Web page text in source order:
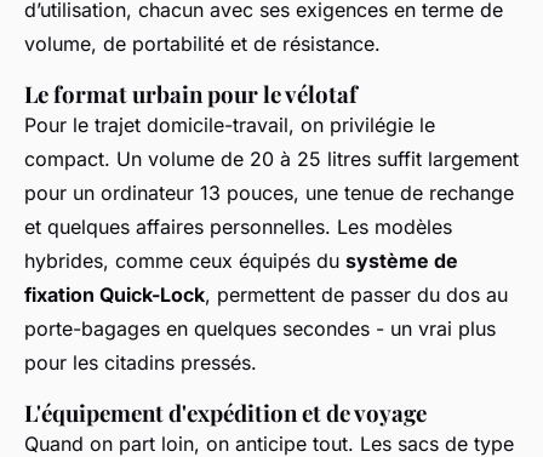
d’utilisation, chacun avec ses exigences en terme de
volume, de portabilité et de résistance.
Le format urbain pour le vélotaf
Pour le trajet domicile-travail, on privilégie le
compact. Un volume de 20 à 25 litres suffit largement
pour un ordinateur 13 pouces, une tenue de rechange
et quelques affaires personnelles. Les modèles
hybrides, comme ceux équipés du système de
fixation Quick-Lock, permettent de passer du dos au
porte-bagages en quelques secondes - un vrai plus
pour les citadins pressés.
L'équipement d'expédition et de voyage
Quand on part loin, on anticipe tout. Les sacs de type